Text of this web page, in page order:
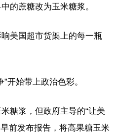
的蔗糖改为玉米糖浆。
美国超市货架上的每一瓶
开始带上政治色彩。
糖浆，但政府主导的“让美
前发布报告，将高果糖玉米